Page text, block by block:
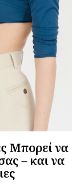
Μπορεί να
– και να